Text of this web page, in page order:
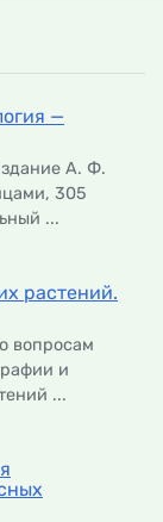
—
А. Ф.
305
...
растений.
вопросам
и
...